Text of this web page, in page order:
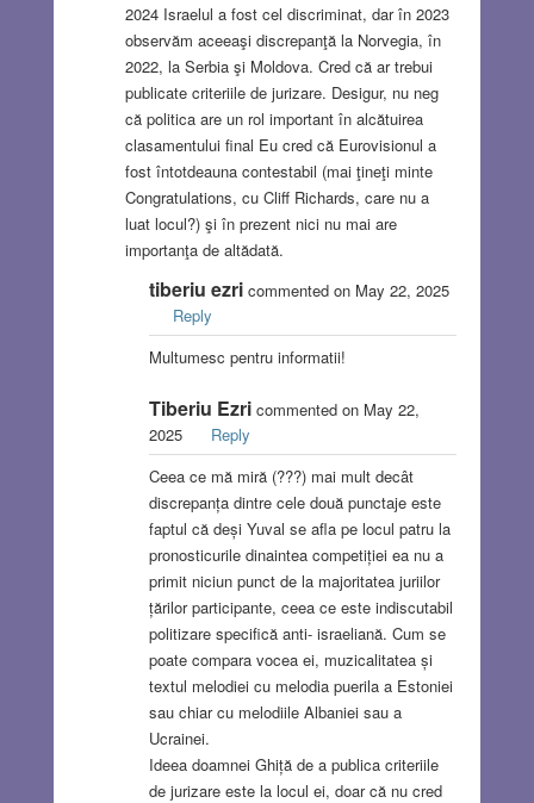
2024 Israelul a fost cel discriminat, dar în 2023
observăm aceeaşi discrepanţă la Norvegia, în
2022, la Serbia şi Moldova. Cred că ar trebui
publicate criteriile de jurizare. Desigur, nu neg
că politica are un rol important în alcătuirea
clasamentului final Eu cred că Eurovisionul a
fost întotdeauna contestabil (mai ţineţi minte
Congratulations, cu Cliff Richards, care nu a
luat locul?) şi în prezent nici nu mai are
importanţa de altădată.
tiberiu ezricommented on May 22, 2025
Reply
Multumesc pentru informatii!
Tiberiu Ezricommented on May 22,
2025
Reply
Ceea ce mă miră (???) mai mult decât
discrepanța dintre cele două punctaje este
faptul că deși Yuval se afla pe locul patru la
pronosticurile dinaintea competiției ea nu a
primit niciun punct de la majoritatea juriilor
țărilor participante, ceea ce este indiscutabil
politizare specifică anti- israeliană. Cum se
poate compara vocea ei, muzicalitatea și
textul melodiei cu melodia puerila a Estoniei
sau chiar cu melodiile Albaniei sau a
Ucrainei.
Ideea doamnei Ghiță de a publica criteriile
de jurizare este la locul ei, doar că nu cred